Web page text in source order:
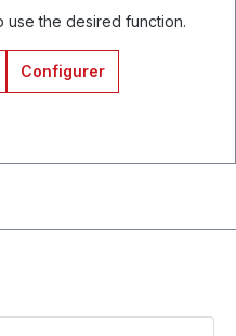
the desired function.
Configurer